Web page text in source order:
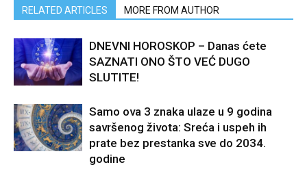
RELATED ARTICLES MORE FROM AUTHOR
DNEVNI HOROSKOP – Danas ćete
SAZNATI ONO ŠTO VEĆ DUGO
SLUTITE!
Samo ova 3 znaka ulaze u 9 godina
savršenog života: Sreća i uspeh ih
prate bez prestanka sve do 2034.
godine